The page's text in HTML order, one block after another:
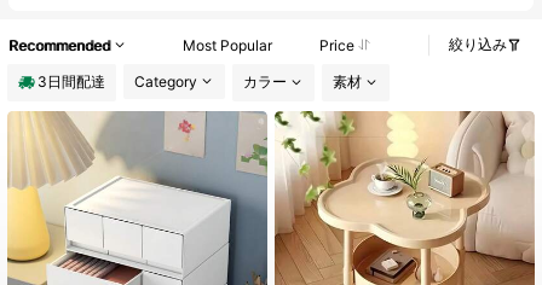
Recommended Most Popular Price 絞り込み
3日間配達 Category カラー 素材